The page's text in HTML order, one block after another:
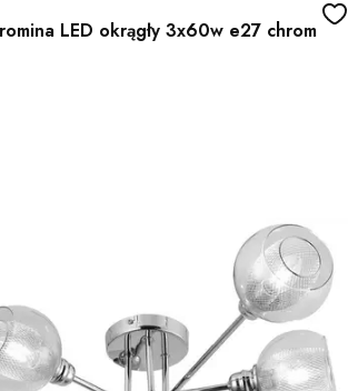
LED okrągły 3x60w e27 chrom